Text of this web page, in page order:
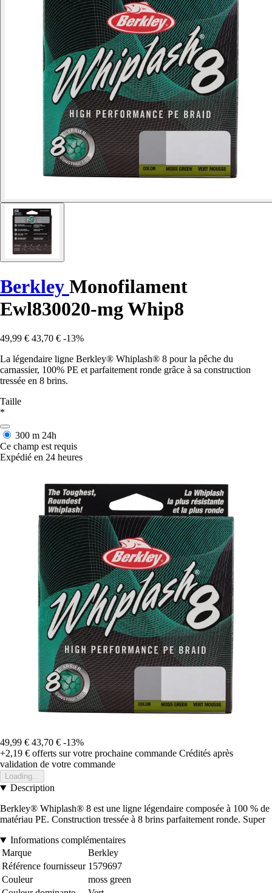
Berkley Monofilament
Ewl830020-mg Whip8
49,99 € 43,70 € -13%
La légendaire ligne Berkley® Whiplash® 8 pour la pêche du
carnassier, 100% PE et parfaitement ronde grâce à sa construction
tressée en 8 brins.
Taille
*
300 m 24h
Ce champ est requis
Expédié en 24 heures
49,99 € 43,70 € -13%
+2,19 € offerts sur votre prochaine commande Crédités après
validation de votre commande
Loading...
Description
Berkley® Whiplash® 8 est une ligne légendaire composée à 100 % de
matériau PE. Construction tressée à 8 brins parfaitement ronde. Super
Informations complémentaires
Marque
Berkley
Référence fournisseur 1579697
Couleur
moss green